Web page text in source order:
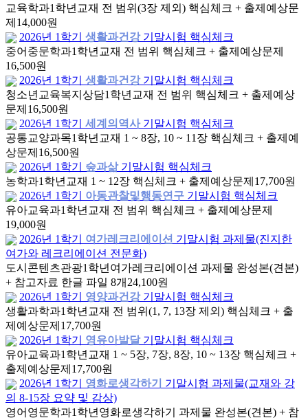
교육학과1학년 교재 전 범위(3장 제외) 핵심체크 + 출제예상문
제 14,000원
2026년 1학기
생활과건강 기말시험 핵심체크
중어중문학과1학년 교재 전 범위 핵심체크 + 출제예상문제
16,500원
2026년 1학기
생활과건강 기말시험 핵심체크
청소년교육복지상담1학년 교재 전 범위 핵심체크 + 출제예상
문제 16,500원
2026년 1학기
세계의역사 기말시험 핵심체크
공통교양과목1학년 교재 1 ~ 8장, 10 ~ 11장 핵심체크 + 출제예
상문제 16,500원
2026년 1학기
숲과삶 기말시험 핵심체크
농학과1학년 교재 1 ~ 12장 핵심체크 + 출제예상문제 17,700원
2026년 1학기
아동관찰및행동연구 기말시험 핵심체크
유아교육과1학년 교재 전 범위 핵심체크 + 출제예상문제
19,000원
2026년 1학기
여가레크리에이션 기말시험 과제물(진지한
여가와 레크리에이션 전문화)
도시콘텐츠관광1학년 여가레크리에이션 과제물 완성본(견본)
+ 참고자료 한글 파일 8개 24,100원
2026년 1학기
영양과건강 기말시험 핵심체크
생활과학과1학년 교재 전 범위(1, 7, 13장 제외) 핵심체크 + 출
제예상문제 17,700원
2026년 1학기
영유아발달 기말시험 핵심체크
유아교육과1학년 교재 1 ~ 5장, 7장, 8장, 10 ~ 13장 핵심체크 +
출제예상문제 17,700원
2026년 1학기
영화로생각하기 기말시험 과제물(교재와 강
의 8-15장 요약 및 감상)
영어영문학과1학년 영화로생각하기 과제물 완성본(견본) + 참